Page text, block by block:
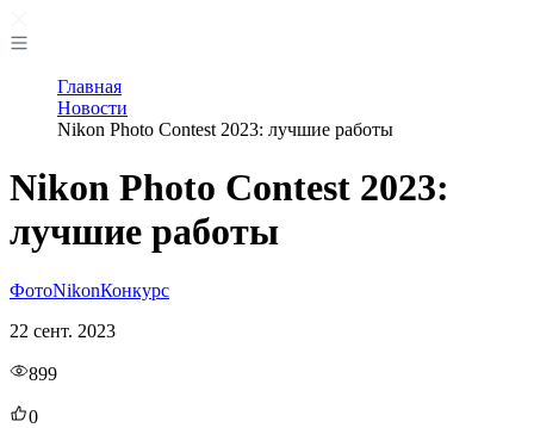
Главная
Новости
Nikon Photo Contest 2023: лучшие работы
Nikon Photo Contest 2023:
лучшие работы
ФотоNikonКонкурс
22 сент. 2023
899
0